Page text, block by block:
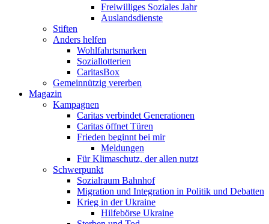
Freiwilliges Soziales Jahr
Auslandsdienste
Stiften
Anders helfen
Wohlfahrtsmarken
Soziallotterien
CaritasBox
Gemeinnützig vererben
Magazin
Kampagnen
Caritas verbindet Generationen
Caritas öffnet Türen
Frieden beginnt bei mir
Meldungen
Für Klimaschutz, der allen nutzt
Schwerpunkt
Sozialraum Bahnhof
Migration und Integration in Politik und Debatten
Krieg in der Ukraine
Hilfebörse Ukraine